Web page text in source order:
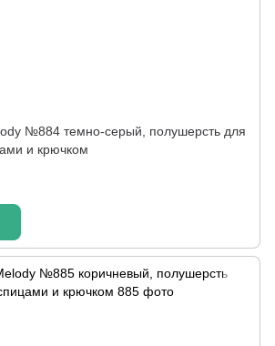
№884 темно-серый, полушерсть для
и крючком